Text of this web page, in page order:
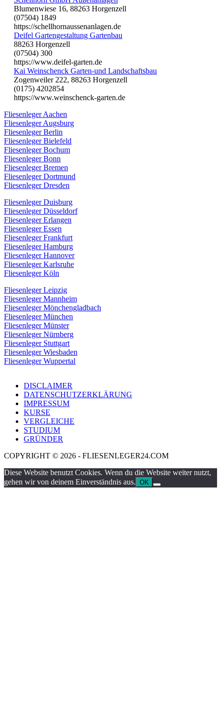
Blumenwiese 16, 88263 Horgenzell
(07504) 1849
https://schellhornaussenanlagen.de
Deifel Gartengestaltung Gartenbau
88263 Horgenzell
(07504) 300
https://www.deifel-garten.de
Kai Weinschenck Garten-und Landschaftsbau
Zogenweiler 222, 88263 Horgenzell
(0175) 4202854
https://www.weinschenck-garten.de
Fliesenleger Aachen
Fliesenleger Augsburg
Fliesenleger Berlin
Fliesenleger Bielefeld
Fliesenleger Bochum
Fliesenleger Bonn
Fliesenleger Bremen
Fliesenleger Dortmund
Fliesenleger Dresden
Fliesenleger Duisburg
Fliesenleger Düsseldorf
Fliesenleger Erlangen
Fliesenleger Essen
Fliesenleger Frankfurt
Fliesenleger Hamburg
Fliesenleger Hannover
Fliesenleger Karlsruhe
Fliesenleger Köln
Fliesenleger Leipzig
Fliesenleger Mannheim
Fliesenleger Mönchengladbach
Fliesenleger München
Fliesenleger Münster
Fliesenleger Nürnberg
Fliesenleger Stuttgart
Fliesenleger Wiesbaden
Fliesenleger Wuppertal
DISCLAIMER
DATENSCHUTZERKLÄRUNG
IMPRESSUM
KURSE
VERGLEICHE
STUDIUM
GRÜNDER
COPYRIGHT © 2026 - FLIESENLEGER24.COM
Diese Website benutzt Cookies. Wenn du die Website weiter nutzt,
gehen wir von deinem Einverständnis aus. OK